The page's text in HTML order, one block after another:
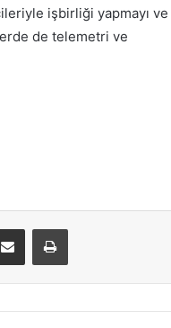
işbirliği yapmayı ve
de telemetri ve
E-Posta ile paylaş Yazdır